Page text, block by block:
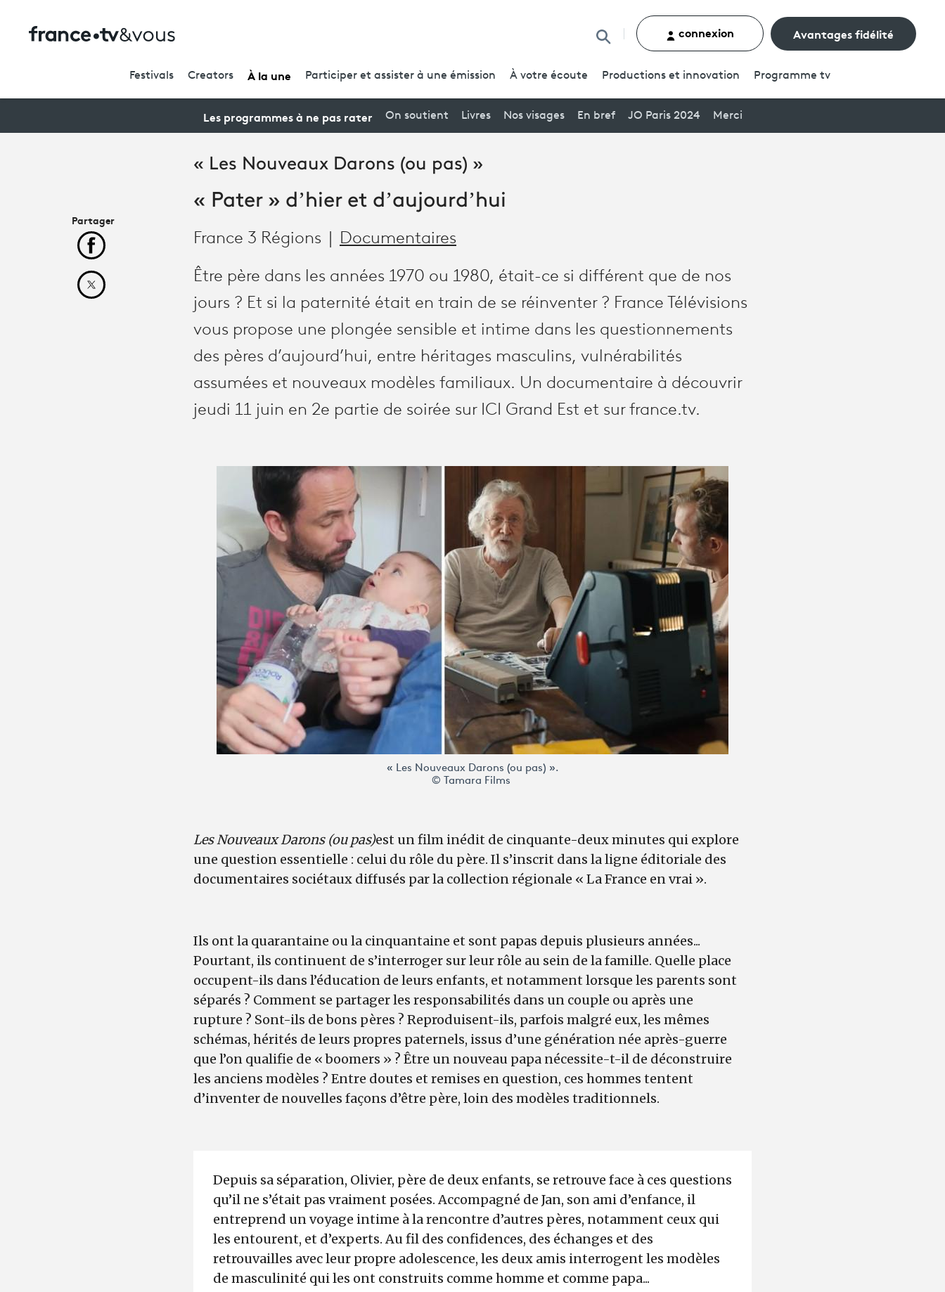
Rechercher un contenu
connexion Avantages fidélité
Festivals Creators À la une Participer et assister à une émission À votre écoute Productions et innovation Programme tv
Les programmes à ne pas rater On soutient Livres Nos visages En bref JO Paris 2024 Merci
« Les Nouveaux Darons (ou pas) »
« Pater » d’hier et d’aujourd’hui
France 3 Régions Documentaires
Être père dans les années 1970 ou 1980, était-ce si différent que de nos
jours ? Et si la paternité était en train de se réinventer ? France Télévisions
vous propose une plongée sensible et intime dans les questionnements
des pères d’aujourd’hui, entre héritages masculins, vulnérabilités
assumées et nouveaux modèles familiaux. Un documentaire à découvrir
jeudi 11 juin en 2e partie de soirée sur ICI Grand Est et sur france.tv.
« Les Nouveaux Darons (ou pas) ».
© Tamara Films
Les Nouveaux Darons (ou pas)est un film inédit de cinquante-deux minutes qui explore
une question essentielle : celui du rôle du père. Il s’inscrit dans la ligne éditoriale des
documentaires sociétaux diffusés par la collection régionale « La France en vrai ».
Ils ont la quarantaine ou la cinquantaine et sont papas depuis plusieurs années...
Pourtant, ils continuent de s’interroger sur leur rôle au sein de la famille. Quelle place
occupent-ils dans l’éducation de leurs enfants, et notamment lorsque les parents sont
séparés ? Comment se partager les responsabilités dans un couple ou après une
rupture ? Sont-ils de bons pères ? Reproduisent-ils, parfois malgré eux, les mêmes
schémas, hérités de leurs propres paternels, issus d’une génération née après-guerre
que l’on qualifie de « boomers » ? Être un nouveau papa nécessite-t-il de déconstruire
les anciens modèles ? Entre doutes et remises en question, ces hommes tentent
d’inventer de nouvelles façons d’être père, loin des modèles traditionnels.
Depuis sa séparation, Olivier, père de deux enfants, se retrouve face à ces questions
qu’il ne s’était pas vraiment posées. Accompagné de Jan, son ami d’enfance, il
entreprend un voyage intime à la rencontre d’autres pères, notamment ceux qui
les entourent, et d’experts. Au fil des confidences, des échanges et des
retrouvailles avec leur propre adolescence, les deux amis interrogent les modèles
de masculinité qui les ont construits comme homme et comme papa...
Partager
Partager cet article sur Facebook
Partager cet article sur X